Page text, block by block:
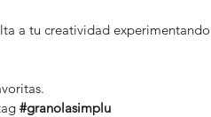
a tu creatividad experimentando
#granolasimplu